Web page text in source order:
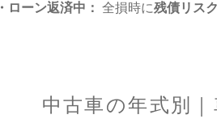
・ローン返済中： 全損時に残債リスク
中古車の年式別